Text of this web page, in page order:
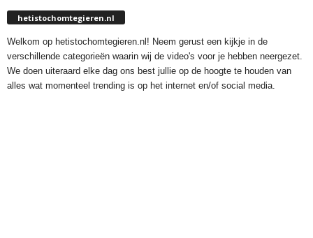
hetistochomtegieren.nl
Welkom op hetistochomtegieren.nl! Neem gerust een kijkje in de
verschillende categorieën waarin wij de video's voor je hebben neergezet.
We doen uiteraard elke dag ons best jullie op de hoogte te houden van
alles wat momenteel trending is op het internet en/of social media.